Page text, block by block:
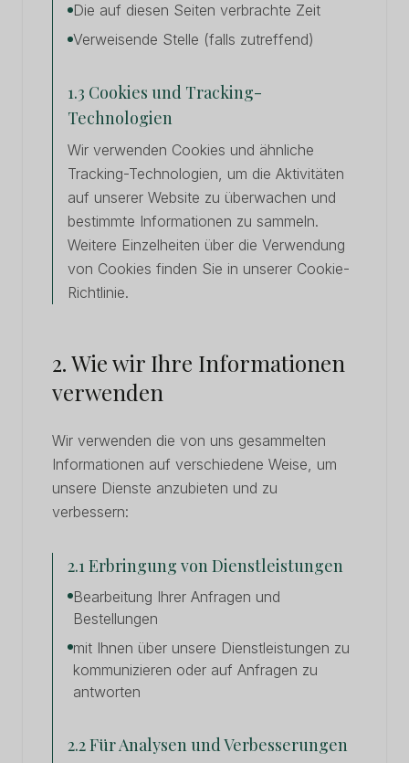
Die auf diesen Seiten verbrachte Zeit
Verweisende Stelle (falls zutreffend)
1.3 Cookies und Tracking-
Technologien
Wir verwenden Cookies und ähnliche
Tracking-Technologien, um die Aktivitäten
auf unserer Website zu überwachen und
bestimmte Informationen zu sammeln.
Weitere Einzelheiten über die Verwendung
von Cookies finden Sie in unserer Cookie-
Richtlinie.
2. Wie wir Ihre Informationen
verwenden
Wir verwenden die von uns gesammelten
Informationen auf verschiedene Weise, um
unsere Dienste anzubieten und zu
verbessern:
2.1 Erbringung von Dienstleistungen
Bearbeitung Ihrer Anfragen und
Bestellungen
mit Ihnen über unsere Dienstleistungen zu
kommunizieren oder auf Anfragen zu
antworten
2.2 Für Analysen und Verbesserungen